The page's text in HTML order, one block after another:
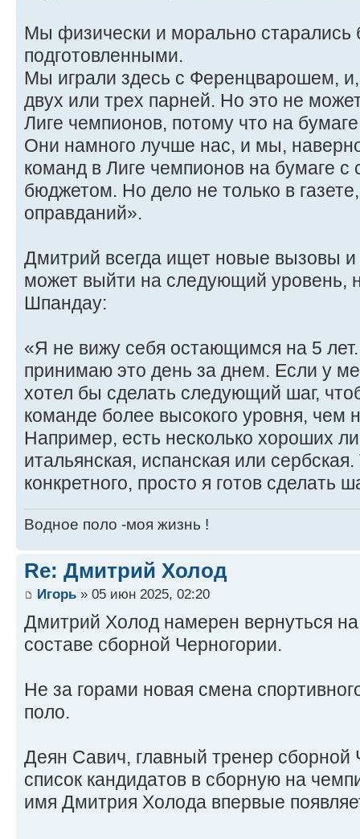
Мы физически и морально старались
подготовленными.
Мы играли здесь с Ференцварошем,
двух или трех парней. Но это не
Лиге чемпионов, потому что на
Они намного лучше нас, и мы,
команд в Лиге чемпионов на бумаге
бюджетом. Но дело не только в
оправданий».
Дмитрий всегда ищет новые вызовы и
может выйти на следующий уровень,
Шпандау:
«Я не вижу себя остающимся на 5 лет.
принимаю это день за днем. Если у
хотел бы сделать следующий шаг,
команде более высокого уровня, чем
Например, есть несколько хороших
итальянская, испанская или сербская.
конкретного, просто я готов сделать
Водное поло -моя жизнь !
Re: Дмитрий Холод
Игорь » 05 июн 2025, 02:20
Дмитрий Холод намерен вернуться
составе сборной Черногории.
Не за горами новая смена
поло.
Деян Савич, главный тренер сборной
список кандидатов в сборную на
имя Дмитрия Холода впервые